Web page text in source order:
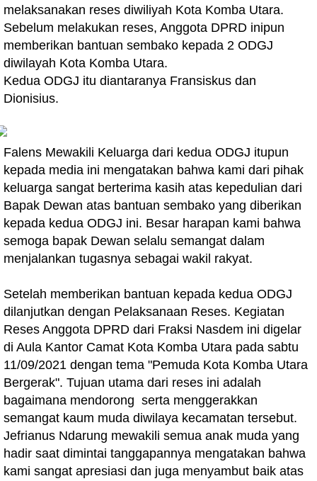
melaksanakan reses diwiliyah Kota Komba Utara.
Sebelum melakukan reses, Anggota DPRD inipun
memberikan bantuan sembako kepada 2 ODGJ
diwilayah Kota Komba Utara.
Kedua ODGJ itu diantaranya Fransiskus dan
Dionisius.
Falens Mewakili Keluarga dari kedua ODGJ itupun
kepada media ini mengatakan bahwa kami dari pihak
keluarga sangat berterima kasih atas kepedulian dari
Bapak Dewan atas bantuan sembako yang diberikan
kepada kedua ODGJ ini. Besar harapan kami bahwa
semoga bapak Dewan selalu semangat dalam
menjalankan tugasnya sebagai wakil rakyat.
Setelah memberikan bantuan kepada kedua ODGJ
dilanjutkan dengan Pelaksanaan Reses. Kegiatan
Reses Anggota DPRD dari Fraksi Nasdem ini digelar
di Aula Kantor Camat Kota Komba Utara pada sabtu
11/09/2021 dengan tema "Pemuda Kota Komba Utara
Bergerak". Tujuan utama dari reses ini adalah
bagaimana mendorong serta menggerakkan
semangat kaum muda diwilaya kecamatan tersebut.
Jefrianus Ndarung mewakili semua anak muda yang
hadir saat dimintai tanggapannya mengatakan bahwa
kami sangat apresiasi dan juga menyambut baik atas